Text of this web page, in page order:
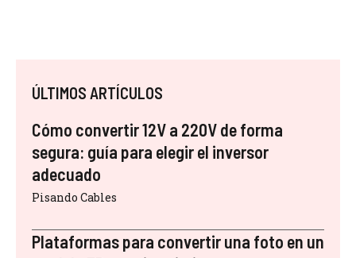
ÚLTIMOS ARTÍCULOS
Cómo convertir 12V a 220V de forma
segura: guía para elegir el inversor
adecuado
Pisando Cables
Plataformas para convertir una foto en un